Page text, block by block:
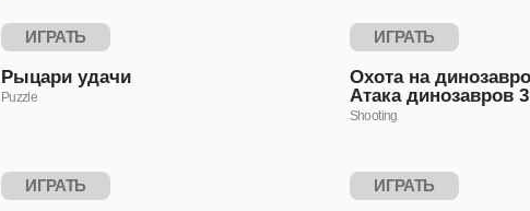
ИГРАТЬ ИГРАТЬ
Рыцари удачи
Puzzle
ИГРАТЬ
Охота на
Атака динозавров
Shooting
ИГРАТЬ